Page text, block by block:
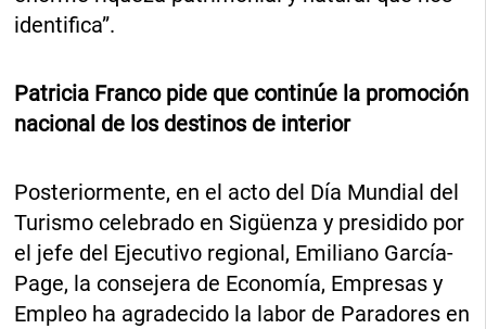
identifica”.
Patricia Franco pide que continúe la promoción
nacional de los destinos de interior
Posteriormente, en el acto del Día Mundial del
Turismo celebrado en Sigüenza y presidido por
el jefe del Ejecutivo regional, Emiliano García-
Page, la consejera de Economía, Empresas y
Empleo ha agradecido la labor de Paradores en